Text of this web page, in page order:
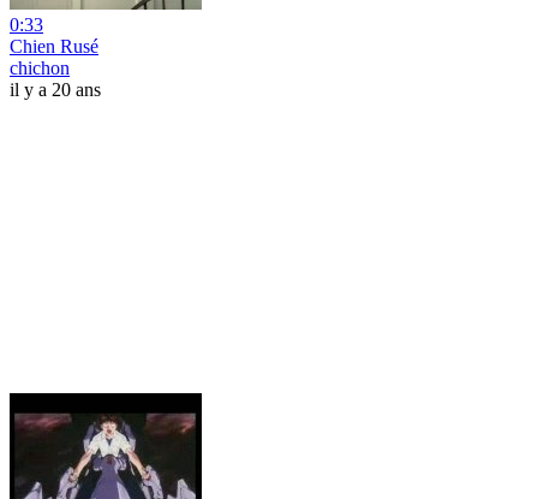
0:33
Chien Rusé
chichon
il y a 20 ans